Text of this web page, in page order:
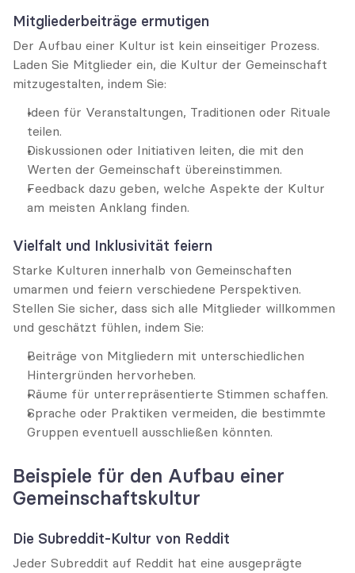
Mitgliederbeiträge ermutigen
Der Aufbau einer Kultur ist kein einseitiger Prozess.
Laden Sie Mitglieder ein, die Kultur der Gemeinschaft
mitzugestalten, indem Sie:
Ideen für Veranstaltungen, Traditionen oder Rituale
teilen.
Diskussionen oder Initiativen leiten, die mit den
Werten der Gemeinschaft übereinstimmen.
Feedback dazu geben, welche Aspekte der Kultur
am meisten Anklang finden.
Vielfalt und Inklusivität feiern
Starke Kulturen innerhalb von Gemeinschaften
umarmen und feiern verschiedene Perspektiven.
Stellen Sie sicher, dass sich alle Mitglieder willkommen
und geschätzt fühlen, indem Sie:
Beiträge von Mitgliedern mit unterschiedlichen
Hintergründen hervorheben.
Räume für unterrepräsentierte Stimmen schaffen.
Sprache oder Praktiken vermeiden, die bestimmte
Gruppen eventuell ausschließen könnten.
Beispiele für den Aufbau einer
Gemeinschaftskultur
Die Subreddit-Kultur von Reddit
Jeder Subreddit auf Reddit hat eine ausgeprägte